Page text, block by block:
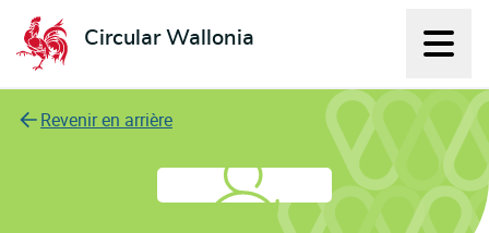
Circular Wallonia
L'économie circulaire
Revenir en arrière